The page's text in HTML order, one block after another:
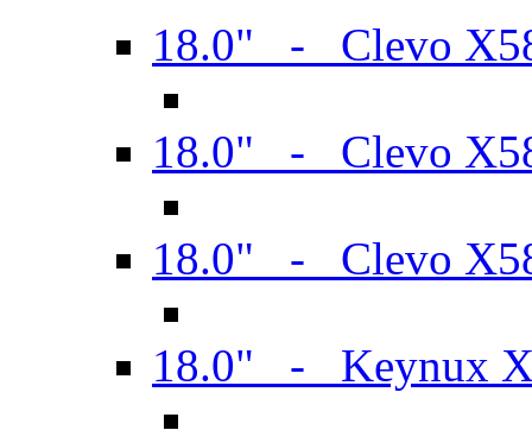
18.0" - Clevo
18.0" - Clevo
18.0" - Clevo
18.0" - Keynux